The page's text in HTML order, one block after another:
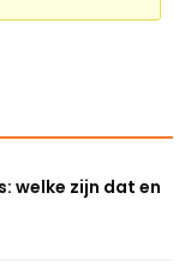
welke zijn dat en